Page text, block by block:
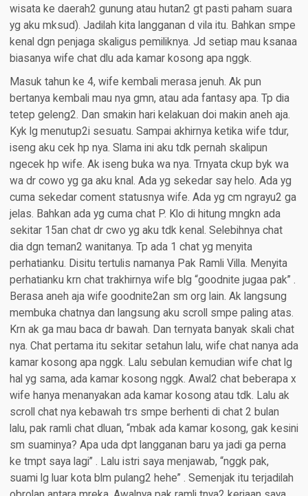
wisata ke daerah2 gunung atau hutan2 gt pasti paham suara
yg aku mksud). Jadilah kita langganan d vila itu. Bahkan smpe
kenal dgn penjaga skaligus pemiliknya. Jd setiap mau ksanaa
biasanya wife chat dlu ada kamar kosong apa nggk.
Masuk tahun ke 4, wife kembali merasa jenuh. Ak pun
bertanya kembali mau nya gmn, atau ada fantasy apa. Tp dia
tetep geleng2. Dan smakin hari kelakuan doi makin aneh aja.
Kyk lg menutup2i sesuatu. Sampai akhirnya ketika wife tdur,
iseng aku cek hp nya. Slama ini aku tdk pernah skalipun
ngecek hp wife. Ak iseng buka wa nya. Trnyata ckup byk wa
wa dr cowo yg ga aku knal. Ada yg sekedar say helo. Ada yg
cuma sekedar coment statusnya wife. Ada yg cm ngrayu2 ga
jelas. Bahkan ada yg cuma chat P. Klo di hitung mngkn ada
sekitar 15an chat dr cwo yg aku tdk kenal. Selebihnya chat
dia dgn teman2 wanitanya. Tp ada 1 chat yg menyita
perhatianku. Disitu tertulis namanya Pak Ramli Villa. Menyita
perhatianku krn chat trakhirnya wife blg “goodnite jugaa pak” .
Berasa aneh aja wife goodnite2an sm org lain. Ak langsung
membuka chatnya dan langsung aku scroll smpe paling atas.
Krn ak ga mau baca dr bawah. Dan ternyata banyak skali chat
nya. Chat pertama itu sekitar setahun lalu, wife chat nanya ada
kamar kosong apa nggk. Lalu sebulan kemudian wife chat lg
hal yg sama, ada kamar kosong nggk. Awal2 chat beberapa x
wife hanya menanyakan ada kamar kosong atau tdk. Lalu ak
scroll chat nya kebawah trs smpe berhenti di chat 2 bulan
lalu, pak ramli chat dluan, “mbak ada kamar kosong, gak kesini
sm suaminya? Apa uda dpt langganan baru ya jadi ga perna
ke tmpt saya lagi” . Lalu istri saya menjawab, “nggk pak,
suami lg luar kota blm pulang2 hehe” . Semenjak itu terjadilah